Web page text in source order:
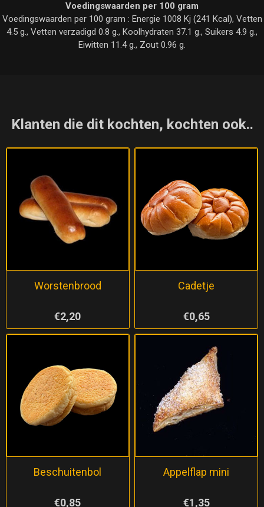
Voedingswaarden per 100 gram
Voedingswaarden per 100 gram : Energie 1008 Kj (241 Kcal), Vetten
4.5 g., Vetten verzadigd 0.8 g., Koolhydraten 37.1 g., Suikers 4.9 g.,
Eiwitten 11.4 g., Zout 0.96 g.
Klanten die dit kochten, kochten ook..
Worstenbrood
€2,20
Cadetje
€0,65
Beschuitenbol
€0,85
Appelflap mini
€1,35